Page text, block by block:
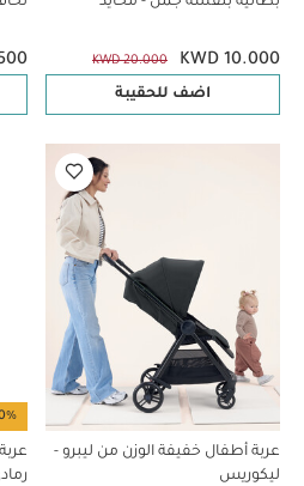
KWD 10.000
KWD 20.000
اضف للحقيبة
عربة أطفال خفيفة الوزن من ليبرو -
ليكوريس
30%